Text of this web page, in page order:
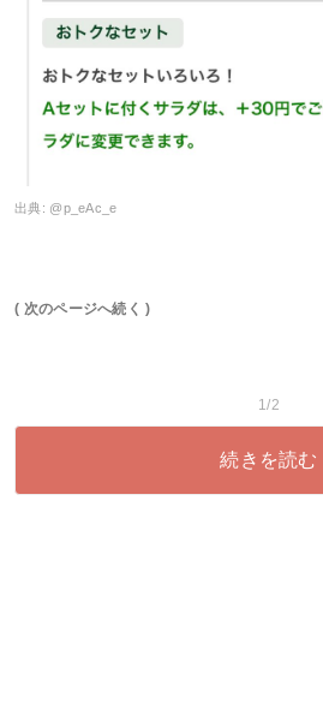
出典: @p_eAc_e
( 次のページへ続く )
1/2
続きを読む